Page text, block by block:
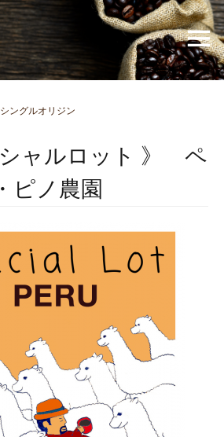
シングルオリジン
シャルロット 》 ペ
ピノ農園